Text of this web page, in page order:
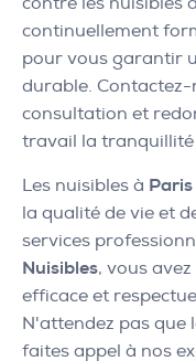
continuellement
pour vous garantir
durable.
consultation et
travail la
Les nuisibles à
la qualité de vie et
services
Nuisibles, vous
efficace et
N'attendez pas que
faites appel à nos